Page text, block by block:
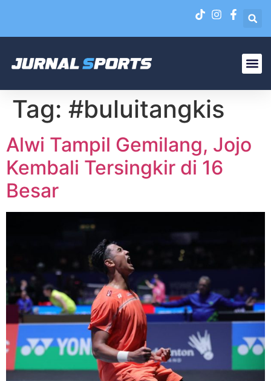
Tag: #buluitangkis
Alwi Tampil Gemilang, Jojo
Kembali Tersingkir di 16
Besar